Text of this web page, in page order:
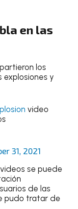
en las
los
explosiones y
video
31, 2021
se puede
de las
pudo tratar de